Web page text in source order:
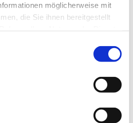
möglicherweise mit
die Sie ihnen bereitgestellt
Sie auch